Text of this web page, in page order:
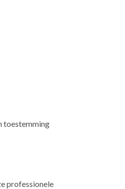
toestemming
professionele